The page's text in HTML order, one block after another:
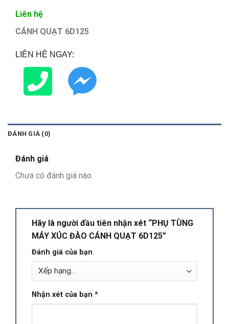
Liên hệ
CÁNH QUẠT 6D125
LIÊN HỆ NGAY:
ĐÁNH GIÁ (0)
Đánh giá
Chưa có đánh giá nào.
Hãy là người đầu tiên nhận xét “PHỤ TÙNG
MÁY XÚC ĐÀO CÁNH QUẠT 6D125”
Đánh giá của bạn
Nhận xét của bạn *